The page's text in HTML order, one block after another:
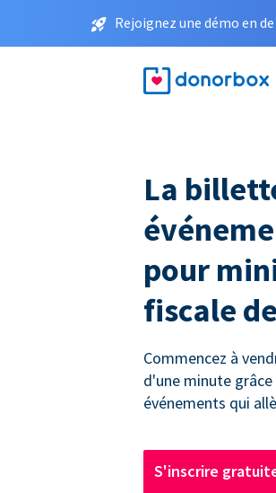
Rejoignez une démo en
La
pour
fiscale
Commencez à
d'une minute
événements qui
S'inscrire